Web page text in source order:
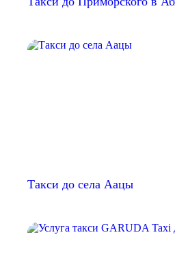
Такси до села Аацы